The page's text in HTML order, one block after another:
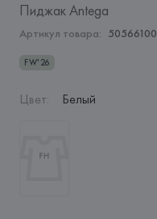
Пиджак Antega
Артикул товара: 50566100
FW'26
Цвет: Белый